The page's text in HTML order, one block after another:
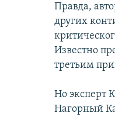
Правда,
других
Известно
третьим
Но эксперт
Нагорный